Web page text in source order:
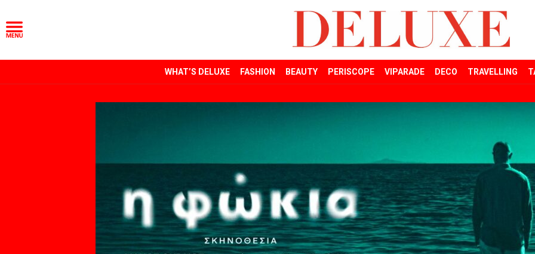
WHAT’S DELUXE FASHION BEAUTY PERISCOPE VIPARADE DECO TRAVELLING